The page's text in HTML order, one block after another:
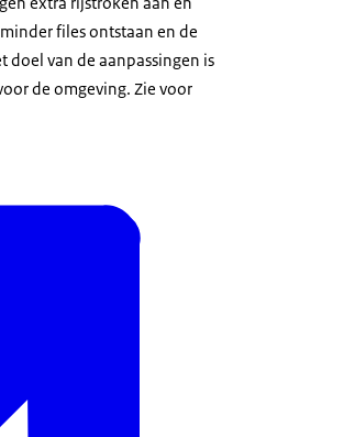
files ontstaan en de
van de aanpassingen is
de omgeving. Zie voor